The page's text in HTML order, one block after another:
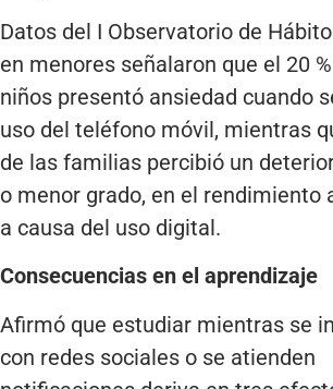
Datos del I Observatorio de
en menores señalaron que el 20
niños presentó ansiedad cuando
uso del teléfono móvil, mientras
de las familias percibió un
o menor grado, en el rendimiento
a causa del uso digital.
Consecuencias en el aprendizaje
Afirmó que estudiar mientras se
con redes sociales o se atienden